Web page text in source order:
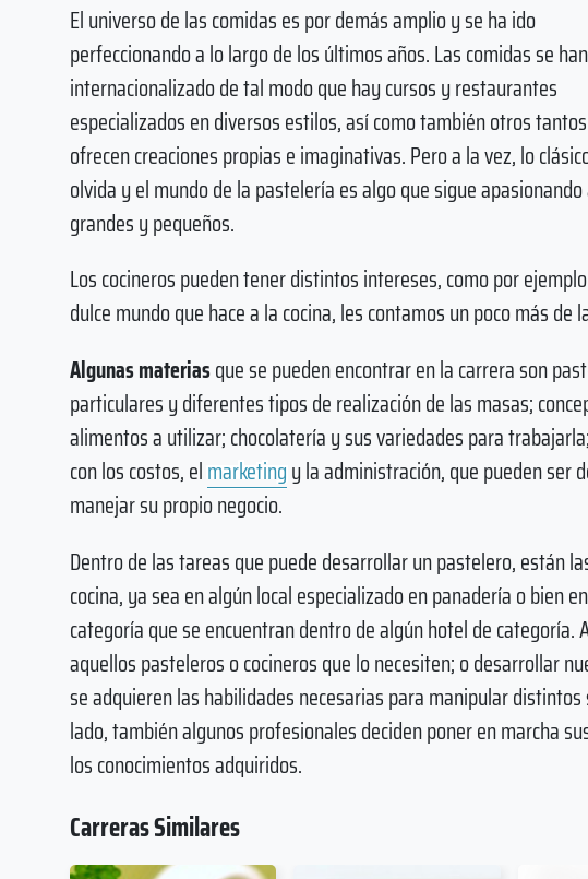
El universo de las comidas es por demás amplio y se ha ido
perfeccionando a lo largo de los últimos años. Las comidas se han
internacionalizado de tal modo que hay cursos y restaurantes
especializados en diversos estilos, así como también otros tantos
ofrecen creaciones propias e imaginativas. Pero a la vez, lo
olvida y el mundo de la pastelería es algo que sigue apasionando
grandes y pequeños.
Los cocineros pueden tener distintos intereses, como por
dulce mundo que hace a la cocina, les contamos un poco más de
Algunas materiasque se pueden encontrar en la carrera son
particulares y diferentes tipos de realización de las masas;
alimentos a utilizar; chocolatería y sus variedades para
con los costos, elmarketingy la administración, que pueden ser
manejar su propio negocio.
Dentro de las tareas que puede desarrollar un pastelero, están
cocina, ya sea en algún local especializado en panadería o bien
categoría que se encuentran dentro de algún hotel de categoría.
aquellos pasteleros o cocineros que lo necesiten; o desarrollar
se adquieren las habilidades necesarias para manipular
lado, también algunos profesionales deciden poner en marcha
los conocimientos adquiridos.
Carreras Similares